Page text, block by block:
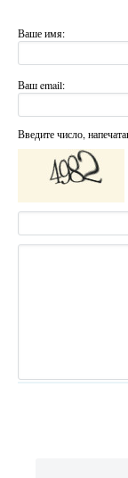
Ваше имя:
Ваш email:
Введите число,